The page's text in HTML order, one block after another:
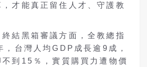
才能真正留住人才、守護教
結黑箱審議方面，全教總指
，台灣人均GDP成長逾9成，
到15％，實質購買力遭物價